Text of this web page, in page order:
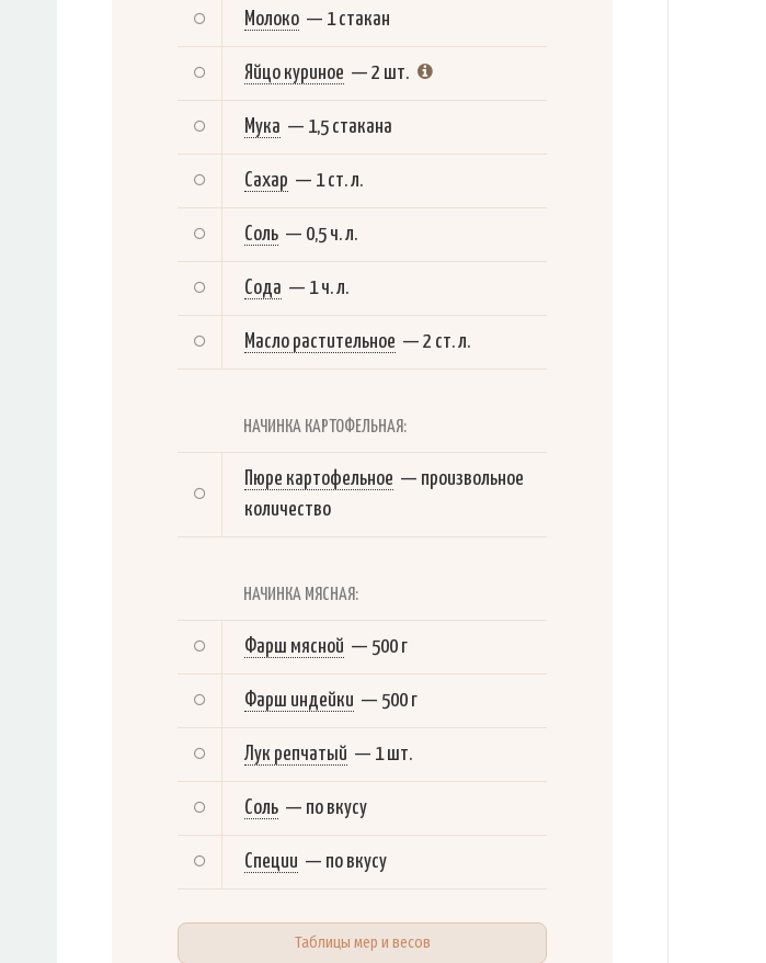
Молоко — 1 стакан
Яйцо куриное — 2 шт.
Мука — 1,5 стакана
Сахар — 1 ст. л.
Соль — 0,5 ч. л.
Сода — 1 ч. л.
Масло растительное — 2 ст. л.
НАЧИНКА КАРТОФЕЛЬНАЯ:
Пюре картофельное — произвольное
количество
НАЧИНКА МЯСНАЯ:
Фарш мясной — 500 г
Фарш индейки — 500 г
Лук репчатый — 1 шт.
Соль — по вкусу
Специи — по вкусу
Таблицы мер и весов